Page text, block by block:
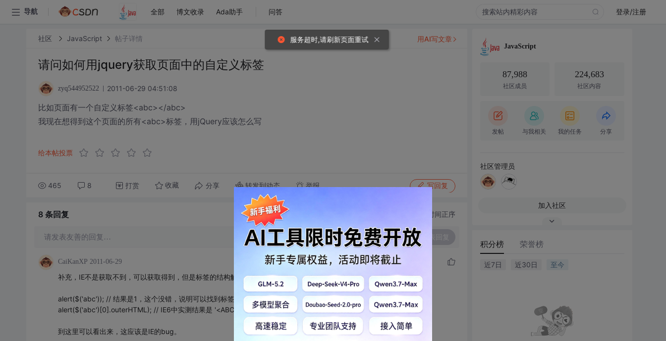
导航 全部 博文收录 Ada助手 问答 登录/注册
社区 JavaScript 帖子详情
请问如何用jquery获取页面中的自定义标签
zyq544952522 2011-06-29 04:51:08
比如页面有一个自定义标签<abc></abc>
我现在想得到这个页面的所有<abc>标签，用jQuery应该怎么写
给本帖投票
465 8 打赏 收藏 分享 转发到动态 举报 写回复
用AI写文章
8 条回复 切换为时间正序
请发表友善的回复… 发表回复
CaiKanXP 2011-06-29
补充，IE不是获取不到，可以获取得到，但是标签的结构解析有错误。
alert($('abc')); // 结果是1，这个没错，说明可以找到标签
alert($('abc')[0].outerHTML); // IE6中实测结果是 '<ABC>'，而不是'<ABC>...</ABC>'！
到这里可以看出来，这应该是IE的bug。
JavaScript
87,988
社区成员
224,683
社区内容
发帖 与我相关 我的任务 分享
社区管理员
加入社区
积分榜 荣誉榜
近7日 近30日 至今
服务超时,请刷新页面重试